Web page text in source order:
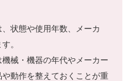
状態や使用年数、メーカ
。
械・機器の年代やメーカー
動作を整えておくことが重